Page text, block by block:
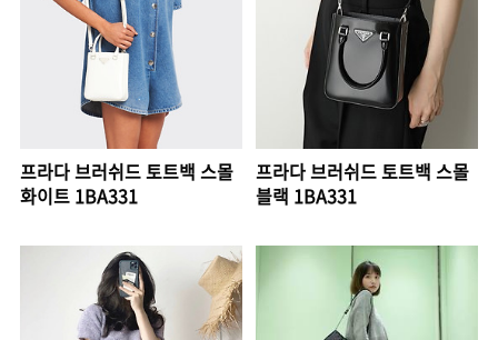
프라다 브러쉬드 토트백 스몰
화이트 1BA331
프라다 브러쉬드 토트백 스몰
블랙 1BA331